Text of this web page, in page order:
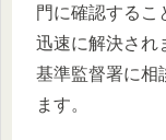
門に確認するこ
迅速に解決され
基準監督署に相
ます。